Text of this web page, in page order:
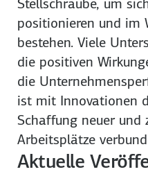
positionieren und im
bestehen. Viele
die positiven
die
ist mit Innovationen
Schaffung neuer und
Arbeitsplätze
Aktuelle